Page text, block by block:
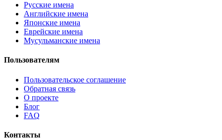
Русские имена
Английские имена
Японские имена
Еврейские имена
Мусульманские имена
Пользователям
Пользовательское соглашение
Обратная связь
О проекте
Блог
FAQ
Контакты